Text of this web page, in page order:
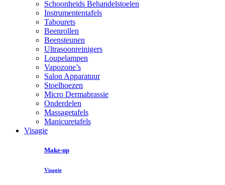
Schoonheids Behandelstoelen
Instrumententafels
Tabourets
Beenrollen
Beensteunen
Ultrasoonreinigers
Loupelampen
Vapozone’s
Salon Apparatuur
Stoelhoezen
Micro Dermabrassie
Onderdelen
Massagetafels
Manicuretafels
Visagie
Make-up
Visagie